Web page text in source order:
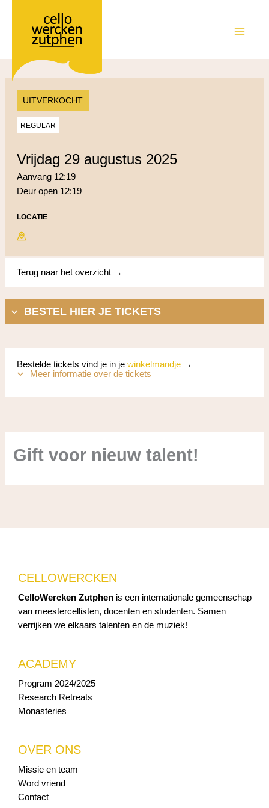
Gift voor nieuw talent!
UITVERKOCHT
REGULAR
vrijdag 29 augustus 2025
Aanvang 12:19
Deur open 12:19
LOCATIE
Terug naar het overzicht →
BESTEL HIER JE TICKETS
Bestelde tickets vind je in je winkelmandje→
Meer informatie over de tickets
CELLOWERCKEN
CelloWercken Zutphen is een internationale gemeenschap
van meestercellisten, docenten en studenten. Samen
verrijken we elkaars talenten en de muziek!
ACADEMY
Program 2024/2025
Research Retreats
Monasteries
OVER ONS
Missie en team
Word vriend
Contact